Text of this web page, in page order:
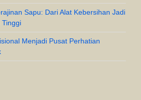
Sapu: Dari Alat Kebersihan Jadi
Tinggi
Menjadi Pusat Perhatian